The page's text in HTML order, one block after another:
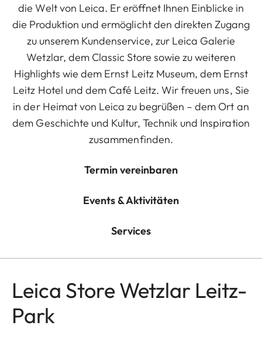
die Welt von Leica. Er eröffnet Ihnen Einblicke in
die Produktion und ermöglicht den direkten Zugang
zu unserem Kundenservice, zur Leica Galerie
Wetzlar, dem Classic Store sowie zu weiteren
Highlights wie dem Ernst Leitz Museum, dem Ernst
Leitz Hotel und dem Café Leitz. Wir freuen uns, Sie
in der Heimat von Leica zu begrüßen – dem Ort an
dem Geschichte und Kultur, Technik und Inspiration
zusammenfinden.
Termin vereinbaren
Events & Aktivitäten
Services
Leica Store Wetzlar Leitz-
Park